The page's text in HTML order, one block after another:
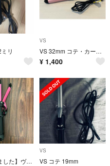
リ
VS
VS 32mm コテ・カールアイロン
¥ 1,400
【値下げしました】ヴィダルサスーン 2wayヘアアイロン 32mm
VS
VS コテ 19mm